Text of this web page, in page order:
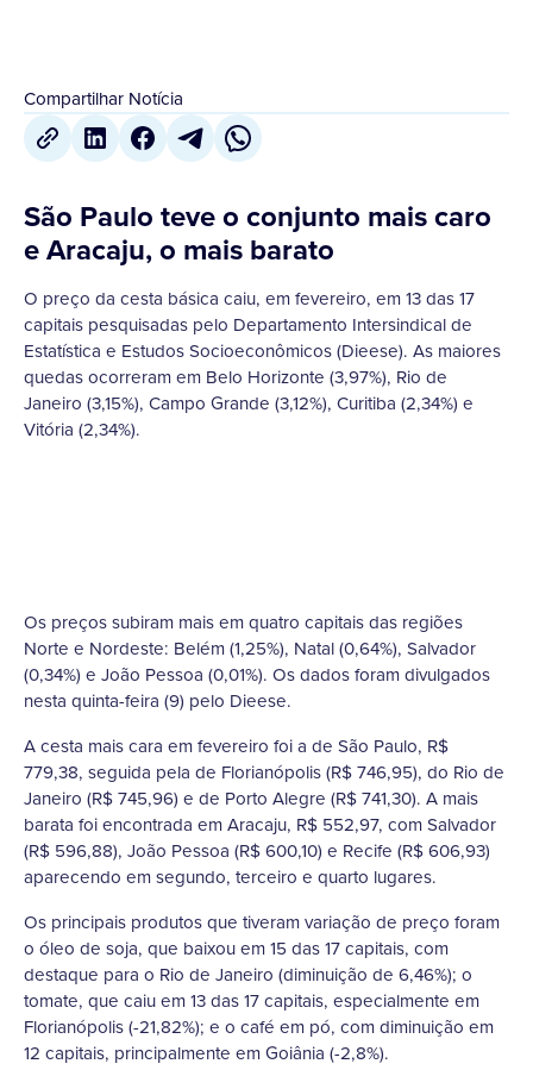
Compartilhar Notícia
São Paulo teve o conjunto mais caro
e Aracaju, o mais barato
O preço da cesta básica caiu, em fevereiro, em 13 das 17
capitais pesquisadas pelo Departamento Intersindical de
Estatística e Estudos Socioeconômicos (Dieese). As maiores
quedas ocorreram em Belo Horizonte (3,97%), Rio de
Janeiro (3,15%), Campo Grande (3,12%), Curitiba (2,34%) e
Vitória (2,34%).
Os preços subiram mais em quatro capitais das regiões
Norte e Nordeste: Belém (1,25%), Natal (0,64%), Salvador
(0,34%) e João Pessoa (0,01%). Os dados foram divulgados
nesta quinta-feira (9) pelo Dieese.
A cesta mais cara em fevereiro foi a de São Paulo, R$
779,38, seguida pela de Florianópolis (R$ 746,95), do Rio de
Janeiro (R$ 745,96) e de Porto Alegre (R$ 741,30). A mais
barata foi encontrada em Aracaju, R$ 552,97, com Salvador
(R$ 596,88), João Pessoa (R$ 600,10) e Recife (R$ 606,93)
aparecendo em segundo, terceiro e quarto lugares.
Os principais produtos que tiveram variação de preço foram
o óleo de soja, que baixou em 15 das 17 capitais, com
destaque para o Rio de Janeiro (diminuição de 6,46%); o
tomate, que caiu em 13 das 17 capitais, especialmente em
Florianópolis (-21,82%); e o café em pó, com diminuição em
12 capitais, principalmente em Goiânia (-2,8%).